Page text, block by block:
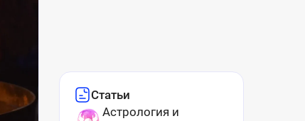
Статьи
Астрология и